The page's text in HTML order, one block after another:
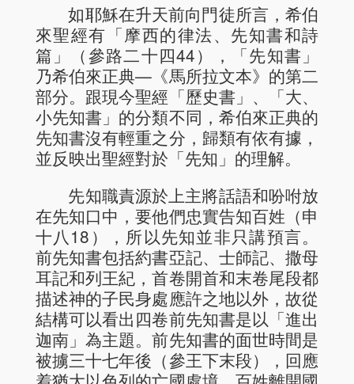
如耶穌在升天前向門徒所言，希伯
來聖經有「摩西的律法、先知書和詩
篇」（參路二十四44），「先知書」
乃希伯來正典—《馬所拉文本》的第二
部分。跟現今聖經「歷史書」、「大、
小先知書」的分類不同，希伯來正典的
先知書沒有輕重之分，歸類有依有據，
並反映出聖經對於「先知」的理解。
先知職責源於上主將話語和吩咐放
在先知口中，要他們忠實告知百姓（申
十八18），所以先知並非只講預言。
前先知書包括約書亞記、士師記、撒母
耳記和列王紀，首卷開首和末卷尾段都
描述神的子民身處應許之地以外，故從
結構可以看出四卷前先知書是以「進出
迦南」為主題。前先知書的面世時間是
被擄三十七年後（參王下末段），回應